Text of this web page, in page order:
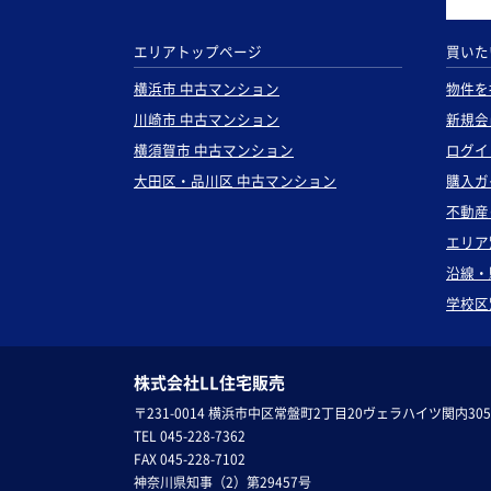
エリアトップページ
横浜市 中古マンション
川崎市 中古マンション
横須賀市 中古マンション
大田区・品川区 中古マンション
買い
物件
新規
ログ
購入
不動
エリ
沿線
学校
株式会社LL住宅販売
〒231-0014 横浜市中区常盤町2丁目20ヴェラハイツ関内305
TEL 045-228-7362
FAX 045-228-7102
神奈川県知事（2）第29457号